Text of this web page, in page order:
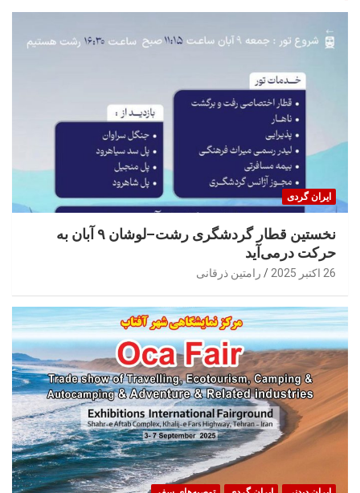
ایران گردی
نخستین قطار گردشگری رشت–لوشان ۹ آبان به
حرکت درمی‌آید
26 اکتبر 2025 رامتین ذرقانی